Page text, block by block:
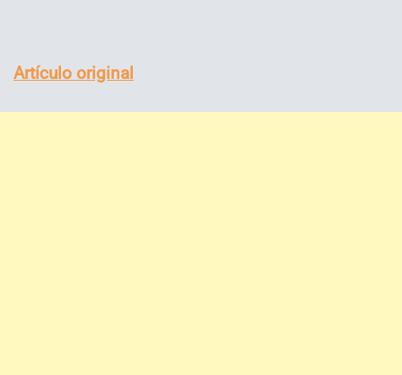
Artículo original